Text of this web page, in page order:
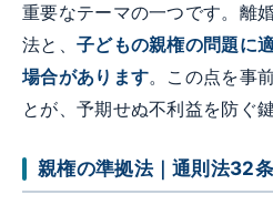
重要なテーマの一つです。離
法と、 子どもの親権の問題に
場合があります。この点を事
とが、予期せぬ不利益を防ぐ
親権の準拠法｜通則法32